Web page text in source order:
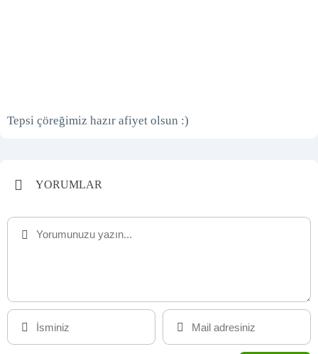
Tepsi çöreğimiz hazır afiyet olsun :)
YORUMLAR